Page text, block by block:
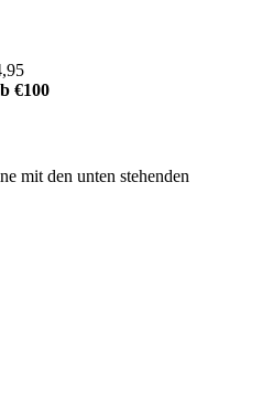
€100
mit den unten stehenden